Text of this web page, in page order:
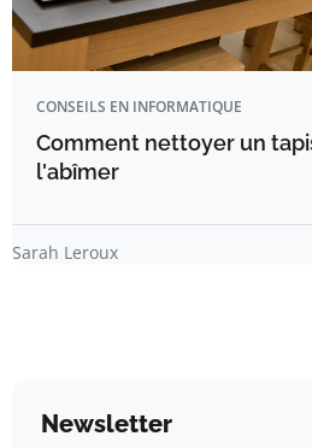
CONSEILS EN INFORMATIQUE
Comment nettoyer un
l'abîmer
Sarah Leroux
Newsletter